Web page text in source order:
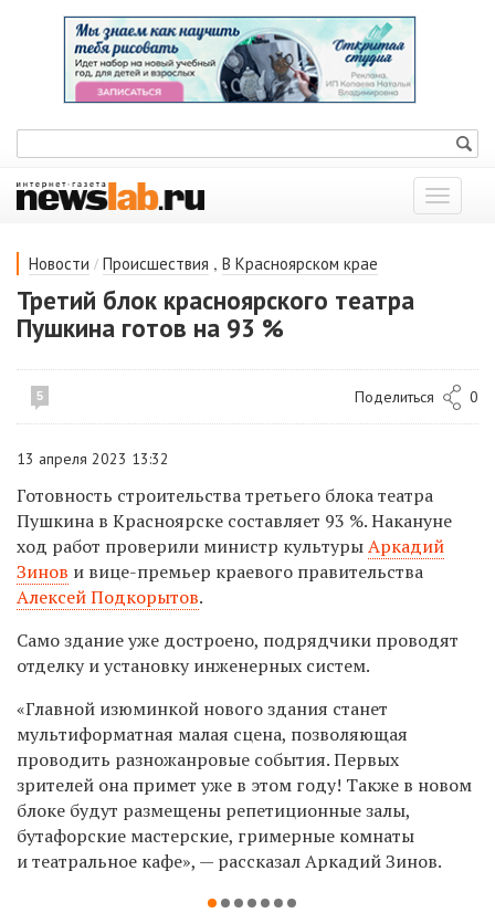
Показать
меню
Новости / Происшествия , В Красноярском крае
Третий блок красноярского театра
Пушкина готов на 93 %
5 Поделиться 0
13 апреля 2023 13:32
Готовность строительства третьего блока театра
Пушкина в Красноярске составляет 93 %. Накануне
ход работ проверили министр культурыАркадий
Зинов и вице-премьер краевого правительства
Алексей Подкорытов.
Само здание уже достроено, подрядчики проводят
отделку и установку инженерных систем.
«Главной изюминкой нового здания станет
мультиформатная малая сцена, позволяющая
проводить разножанровые события. Первых
зрителей она примет уже в этом году! Также в новом
блоке будут размещены репетиционные залы,
бутафорские мастерские, гримерные комнаты
и театральное кафе», — рассказал Аркадий Зинов.